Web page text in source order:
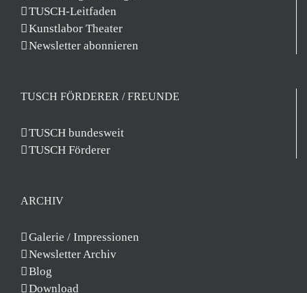
TUSCH-Leitfaden
Kunstlabor Theater
Newsletter abonnieren
TUSCH FÖRDERER / FREUNDE
TUSCH bundesweit
TUSCH Förderer
ARCHIV
Galerie / Impressionen
Newsletter Archiv
Blog
Download